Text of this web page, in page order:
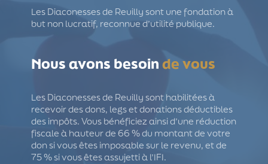
Les Diaconesses de Reuilly sont une fondation à
but non lucratif, reconnue d’utilité publique.
Nous avons besoinde vous
Les Diaconesses de Reuilly sont habilitées à
recevoir des dons, legs et donations déductibles
des impôts. Vous bénéficiez ainsi d’une réduction
fiscale à hauteur de 66 % du montant de votre
don si vous êtes imposable sur le revenu, et de
75 % si vous êtes assujetti à l’IFI.